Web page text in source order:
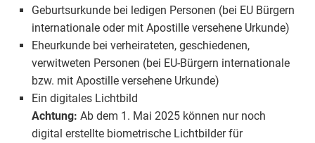
Geburtsurkunde bei ledigen Personen (bei EU Bürgern
internationale oder mit Apostille versehene Urkunde)
Eheurkunde bei verheirateten, geschiedenen,
verwitweten Personen (bei EU-Bürgern internationale
bzw. mit Apostille versehene Urkunde)
Ein digitales Lichtbild
Achtung: Ab dem 1. Mai 2025 können nur noch
digital erstellte biometrische Lichtbilder für